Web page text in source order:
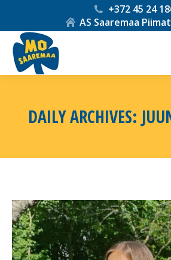
+372 45 24
AS Saaremaa
DAILY ARCHIVES: